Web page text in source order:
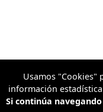
Usamos "Cookies"
información
Si continúa